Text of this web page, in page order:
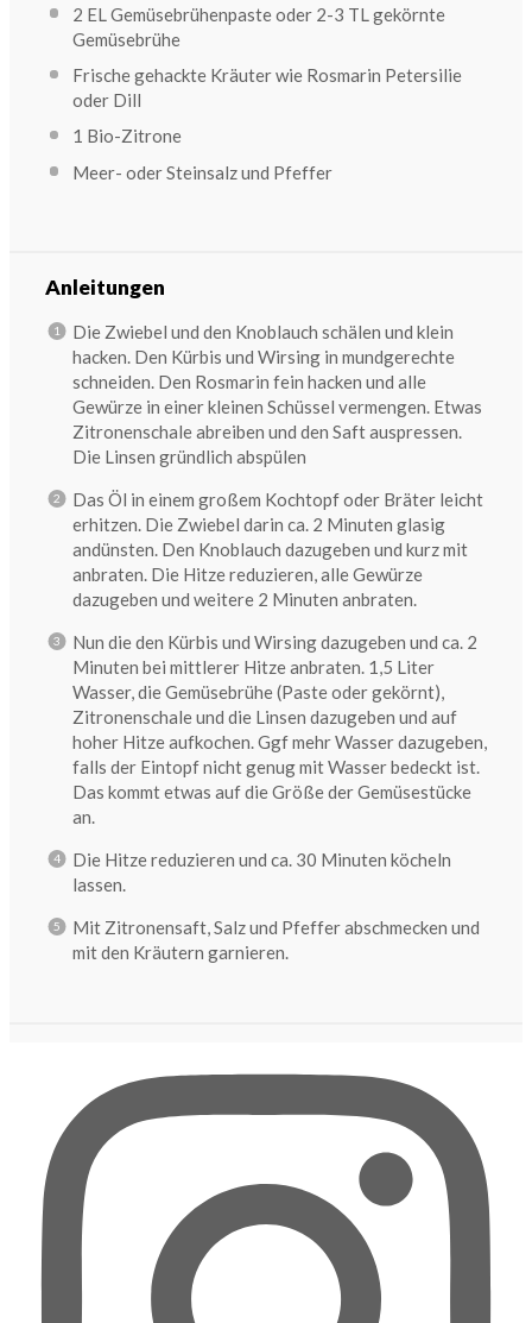
2 EL Gemüsebrühenpasteoder 2-3 TL gekörnte
Gemüsebrühe
Frische gehackte Kräuter wie Rosmarin Petersilie
oder Dill
1 Bio-Zitrone
Meer- oder Steinsalz und Pfeffer
Anleitungen
Die Zwiebel und den Knoblauch schälen und klein
hacken. Den Kürbis und Wirsing in mundgerechte
schneiden. Den Rosmarin fein hacken und alle
Gewürze in einer kleinen Schüssel vermengen. Etwas
Zitronenschale abreiben und den Saft auspressen.
Die Linsen gründlich abspülen
Das Öl in einem großem Kochtopf oder Bräter leicht
erhitzen. Die Zwiebel darin ca. 2 Minuten glasig
andünsten. Den Knoblauch dazugeben und kurz mit
anbraten. Die Hitze reduzieren, alle Gewürze
dazugeben und weitere 2 Minuten anbraten.
Nun die den Kürbis und Wirsing dazugeben und ca. 2
Minuten bei mittlerer Hitze anbraten. 1,5 Liter
Wasser, die Gemüsebrühe (Paste oder gekörnt),
Zitronenschale und die Linsen dazugeben und auf
hoher Hitze aufkochen. Ggf mehr Wasser dazugeben,
falls der Eintopf nicht genug mit Wasser bedeckt ist.
Das kommt etwas auf die Größe der Gemüsestücke
an.
Die Hitze reduzieren und ca. 30 Minuten köcheln
lassen.
Mit Zitronensaft, Salz und Pfeffer abschmecken und
mit den Kräutern garnieren.